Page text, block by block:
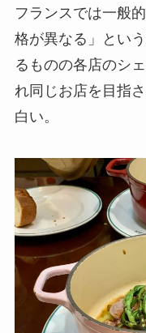
フランスでは一般
格が異なる」とい
るものの各店のシ
れ同じお店を目指
白い。